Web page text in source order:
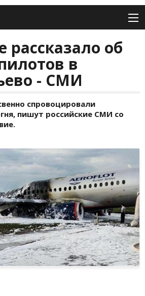
рассказало об
в
- СМИ
спровоцировали
пишут российские СМИ со